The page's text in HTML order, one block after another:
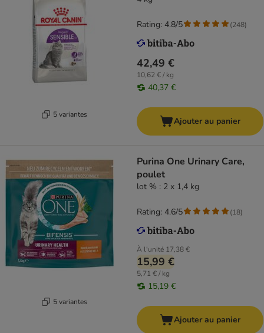
5 variantes
42,49 €
10,62 € / kg
40,37 €
Rating: 4.8/5 (248)
Ajouter au panier
5 variantes
Purina One Urinary Care,
poulet
lot % : 2 x 1,4 kg
À l'unité 17,38 €
15,99 €
5,71 € / kg
15,19 €
Rating: 4.6/5 (18)
Ajouter au panier